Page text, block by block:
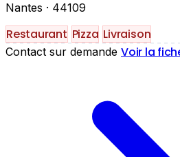
Nantes · 44109
Restaurant Pizza Livraison
Contact sur demande Voir la